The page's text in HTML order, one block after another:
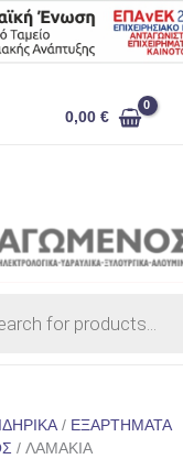
0,00€
/ ΕΞΑΡΤΗΜΑΤΑ
/ ΛΑΜΑΚΙΑ